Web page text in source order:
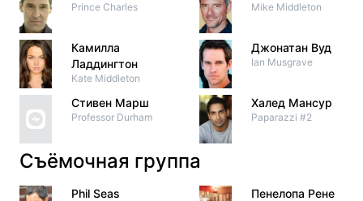
Prince Charles
Камилла
Ладдингтон
Kate Middleton
Стивен Марш
Professor Durham
Mike Middleton
Джонатан Вуд
Ian Musgrave
Халед Мансур
Paparazzi #2
Съёмочная группа
Phil Seas
Пенелопа Рене